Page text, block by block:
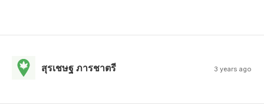
สุรเชษฐ ภารชาตรี 3 years ago